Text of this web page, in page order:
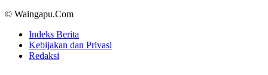
© Waingapu.Com
Indeks Berita
Kebijakan dan Privasi
Redaksi